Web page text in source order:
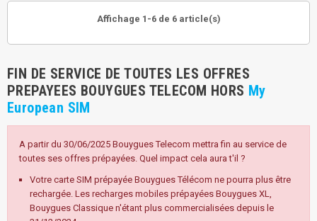
Affichage 1-6 de 6 article(s)
FIN DE SERVICE DE TOUTES LES OFFRES
PREPAYEES BOUYGUES TELECOM HORS My
European SIM
A partir du 30/06/2025 Bouygues Telecom mettra fin au service de
toutes ses offres prépayées. Quel impact cela aura t'il ?
Votre carte SIM prépayée Bouygues Télécom ne pourra plus être
rechargée. Les recharges mobiles prépayées Bouygues XL,
Bouygues Classique n'étant plus commercialisées depuis le